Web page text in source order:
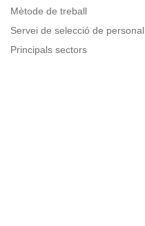
Mètode de treball
Servei de selecció de personal
Principals sectors